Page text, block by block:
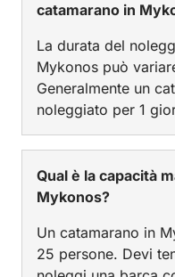
catamarano in
La durata del
Mykonos può
Generalmente un
noleggiato per 1
Qual è la capacità
Mykonos?
Un catamarano in
25 persone. Devi